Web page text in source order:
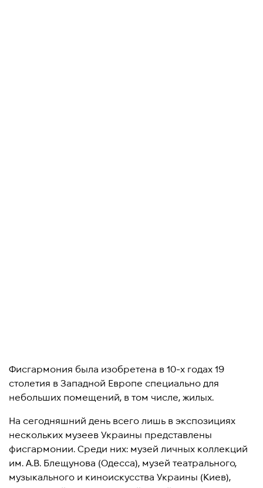
Фисгармония была изобретена в 10-х годах 19
столетия в Западной Европе специально для
небольших помещений, в том числе, жилых.
На сегодняшний день всего лишь в экспозициях
нескольких музеев Украины представлены
фисгармонии. Среди них: музей личных коллекций
им. А.В. Блещунова (Одесса), музей театрального,
музыкального и киноискусства Украины (Киев),